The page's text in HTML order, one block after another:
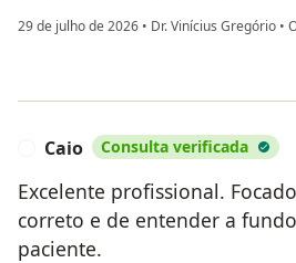
29 de julho de 2026 • Dr. Vinícius Gregório •
Caio Consulta verificada
Excelente profissional.
correto e de entender a
paciente.